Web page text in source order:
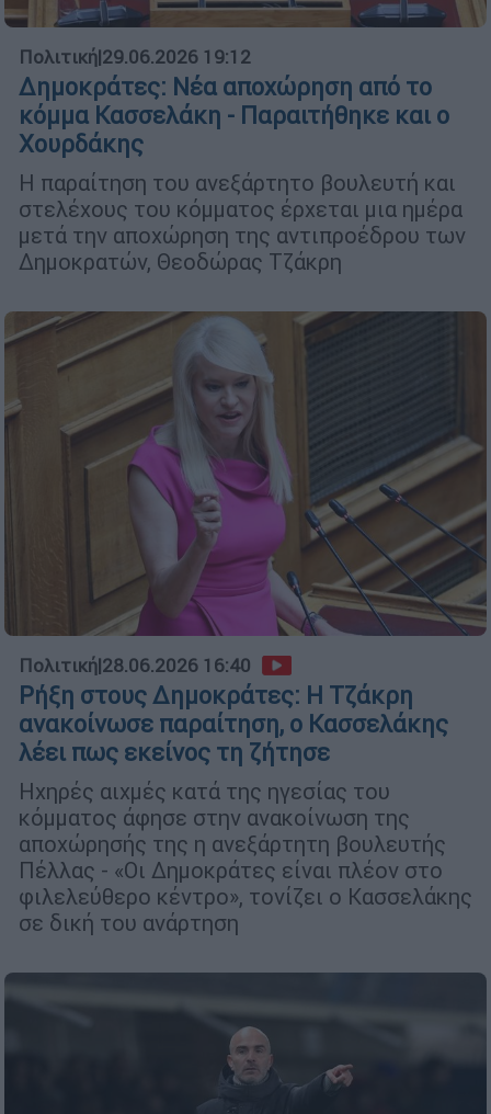
Πολιτική|29.06.2026 19:12
Δημοκράτες: Νέα αποχώρηση από το
κόμμα Κασσελάκη - Παραιτήθηκε και ο
Χουρδάκης
Η παραίτηση του ανεξάρτητο βουλευτή και
στελέχους του κόμματος έρχεται μια ημέρα
μετά την αποχώρηση της αντιπροέδρου των
Δημοκρατών, Θεοδώρας Τζάκρη
Πολιτική|28.06.2026 16:40
Ρήξη στους Δημοκράτες: Η Τζάκρη
ανακοίνωσε παραίτηση, ο Κασσελάκης
λέει πως εκείνος τη ζήτησε
Ηχηρές αιχμές κατά της ηγεσίας του
κόμματος άφησε στην ανακοίνωση της
αποχώρησής της η ανεξάρτητη βουλευτής
Πέλλας - «Οι Δημοκράτες είναι πλέον στο
φιλελεύθερο κέντρο», τονίζει ο Κασσελάκης
σε δική του ανάρτηση